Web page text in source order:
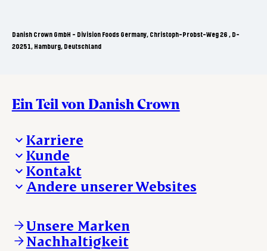
Danish Crown GmbH - Division Foods Germany, Christoph-Probst-Weg 26 , D-
20251, Hamburg, Deutschland
Ein Teil von Danish Crown
Karriere
Deine Karriere bei Danish Crown
Aktuelle Jobangebote
Danish Crown
Kunde
Was wir anbieten
Lebensmittelsicherheit
Kontakt
Aktuelles und Presse
Sonstige Anfragen
Andere unserer Websites
DAT-Schaub.com
ESS-FOOD.com
KLS.se
Unsere Marken
Nachhaltigkeit